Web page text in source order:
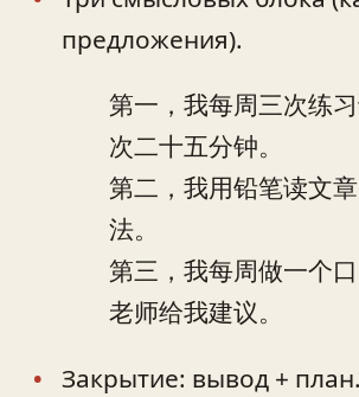
предложения).
第一，我每周三次练
次二十五分钟。
第二，我用铅笔读文
法。
第三，我每周做一个口
老师给我建议。
Закрытие: вывод + план.